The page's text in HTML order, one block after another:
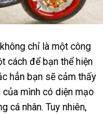
chỉ là một công
cách để bạn thể hiện
hẳn bạn sẽ cảm thấy
mình có diện mạo
cá nhân. Tuy nhiên,